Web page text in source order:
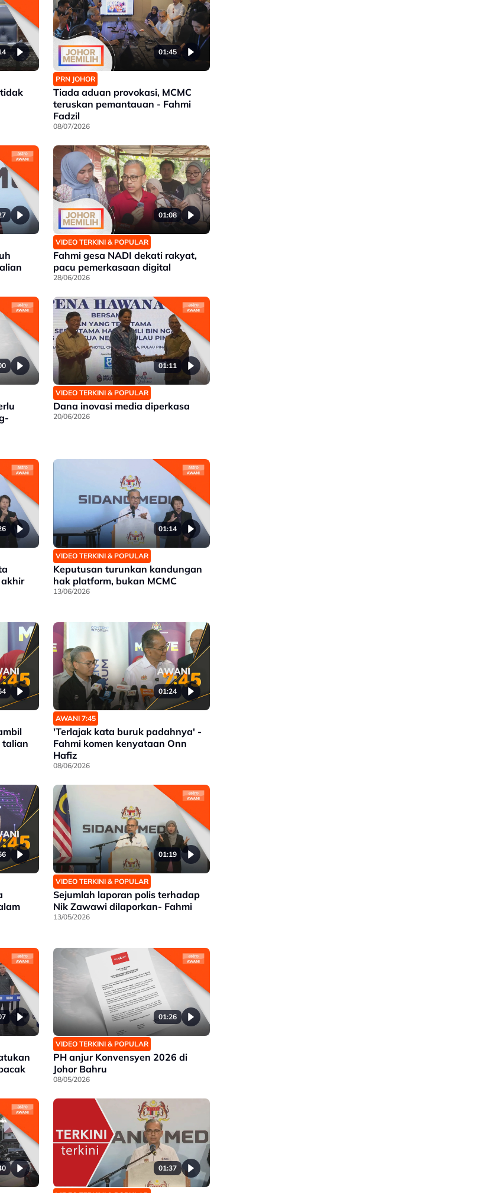
01:45
PRN JOHOR
Tiada aduan provokasi, MCMC
teruskan pemantauan - Fahmi
Fadzil
08/07/2026
01:08
VIDEO TERKINI & POPULAR
Fahmi gesa NADI dekati rakyat,
pacu pemerkasaan digital
28/06/2026
01:11
VIDEO TERKINI & POPULAR
Dana inovasi media diperkasa
20/06/2026
01:14
VIDEO TERKINI & POPULAR
Keputusan turunkan kandungan
hak platform, bukan MCMC
13/06/2026
talian
01:24
AWANI 7:45
'Terlajak kata buruk padahnya' -
Fahmi komen kenyataan Onn
Hafiz
08/06/2026
01:19
VIDEO TERKINI & POPULAR
Sejumlah laporan polis terhadap
Nik Zawawi dilaporkan- Fahmi
13/05/2026
01:26
VIDEO TERKINI & POPULAR
PH anjur Konvensyen 2026 di
Johor Bahru
08/05/2026
01:37